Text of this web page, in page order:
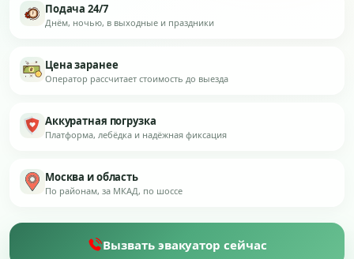
Подача 24/7
Днём, ночью, в выходные и праздники
Цена заранее
Оператор рассчитает стоимость до выезда
Аккуратная погрузка
Платформа, лебёдка и надёжная фиксация
Москва и область
По районам, за МКАД, по шоссе
Вызвать эвакуатор сейчас